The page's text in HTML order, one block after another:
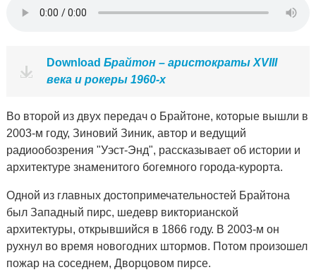
Download Брайтон – аристократы XVIII
века и рокеры 1960-х
Во второй из двух передач о Брайтоне, которые вышли в
2003-м году, Зиновий Зиник, автор и ведущий
радиообозрения "Уэст-Энд", рассказывает об истории и
архитектуре знаменитого богемного города-курорта.
Одной из главных достопримечательностей Брайтона
был Западный пирс, шедевр викторианской
архитектуры, открывшийся в 1866 году. В 2003-м он
рухнул во время новогодних штормов. Потом произошел
пожар на соседнем, Дворцовом пирсе.